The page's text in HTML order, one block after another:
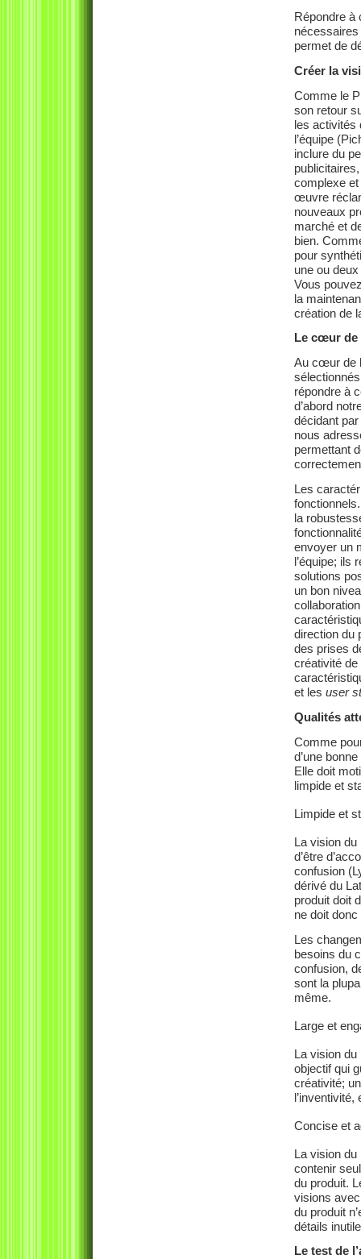
Répondre à
nécessaires
permet de
Créer la
Comme le
son retour
les activités
l’équipe
inclure du
complexe
œuvre
nouveaux
marché et
bien.
pour
une ou
Vous
la
création de
Le cœur
Au cœur de
répondre à
d’abord
décidant
nous
permettant
Les
la
envoyer un
l’équipe; ils
solutions
un bon
direction du
des prises
créativité de
et les user
Qualités
Comme
d’une
Elle doit
limpide et
Limpide et
La vision
d’être
confusion
dérivé du
produit doit
ne doit
Les
besoins du
confusion,
sont la
même.
Large et
La vision du
objectif qui
créativité;
Concise et
La vision du
contenir
du produit.
visions
du produit
détails
Le test de